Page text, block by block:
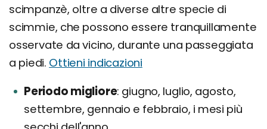
scimpanzè, oltre a diverse altre specie di
scimmie, che possono essere tranquillamente
osservate da vicino, durante una passeggiata
a piedi. Ottieni indicazioni
Periodo migliore giugno, luglio, agosto,
settembre, gennaio e febbraio, i mesi più